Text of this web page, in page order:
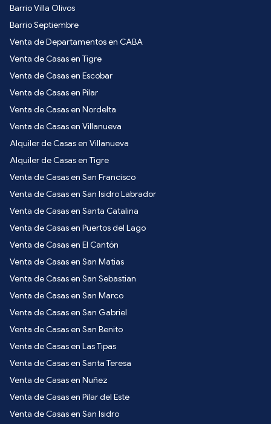
Barrio Villa Olivos
Barrio Septiembre
Venta de Departamentos en CABA
Venta de Casas en Tigre
Venta de Casas en Escobar
Venta de Casas en Pilar
Venta de Casas en Nordelta
Venta de Casas en Villanueva
Alquiler de Casas en Villanueva
Alquiler de Casas en Tigre
Venta de Casas en San Francisco
Venta de Casas en San Isidro Labrador
Venta de Casas en Santa Catalina
Venta de Casas en Puertos del Lago
Venta de Casas en El Cantón
Venta de Casas en San Matias
Venta de Casas en San Sebastian
Venta de Casas en San Marco
Venta de Casas en San Gabriel
Venta de Casas en San Benito
Venta de Casas en Las Tipas
Venta de Casas en Santa Teresa
Venta de Casas en Nuñez
Venta de Casas en Pilar del Este
Venta de Casas en San Isidro